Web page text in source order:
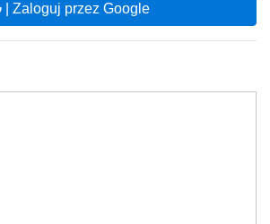
| Zaloguj przez Google